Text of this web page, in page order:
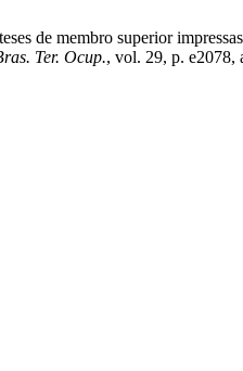
de membro superior
Ter. Ocup., vol. 29, p. e2078,